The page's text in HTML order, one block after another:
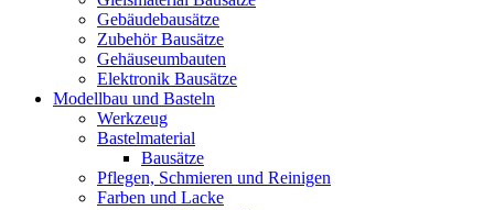
Gebäudebausätze
Zubehör Bausätze
Gehäuseumbauten
Elektronik Bausätze
Modellbau und Basteln
Werkzeug
Bastelmaterial
Bausätze
Pflegen, Schmieren und Reinigen
Farben und Lacke